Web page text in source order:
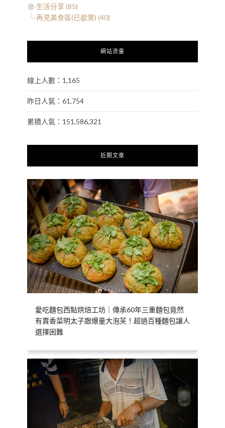
生活分享 (85)
再見美食區(已歇業) (40)
網站流量
線上人數：1,165
昨日人氣：61,754
累積人氣：151,586,321
近期文章
愛吃麵包西點烘焙工坊｜傳承60年三重麵包竟然
有賣香菜明太子跟爆量大泡芙！超過百種麵包讓人
選擇困難